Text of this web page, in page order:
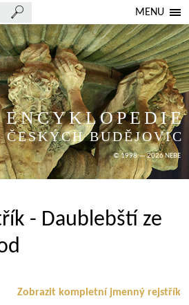
MENU
ENCYKLOPEDIE
ČESKÝCH BUDĚJOVIC
© 1998 — 2026 NEBE
- Daublebští ze
Zobrazit kompletní jmenný rejstřík